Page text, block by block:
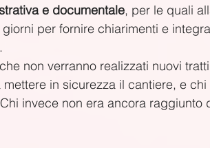
e documentale, per le quali
per fornire chiarimenti e
non verranno realizzati nuovi
in sicurezza il cantiere, e
invece non era ancora raggiunto